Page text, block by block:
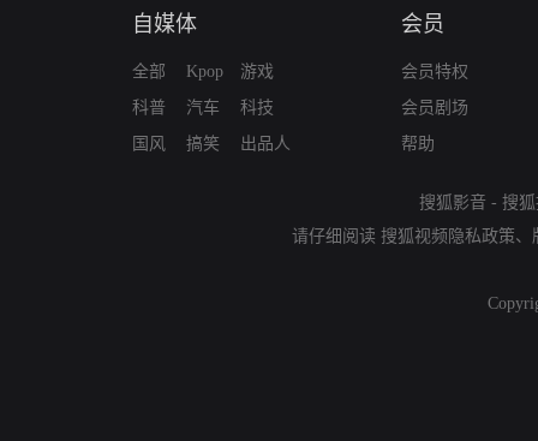
自媒体
全部
科普
国风
Kpop
汽车
搞笑
游戏
科技
出品人
会员
会员特权
会员剧场
帮助
搜狐影音 - 搜
请仔细阅读 搜狐视频隐私政策、